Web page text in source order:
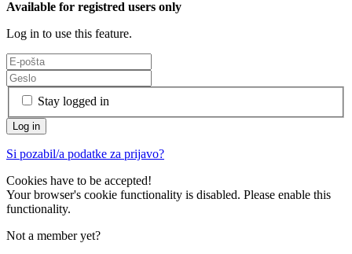
Available for registred users only
Log in to use this feature.
Stay logged in
Si pozabil/a podatke za prijavo?
Cookies have to be accepted!
Your browser's cookie functionality is disabled. Please enable this
functionality.
Not a member yet?